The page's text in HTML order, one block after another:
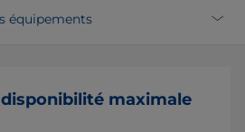
équipements
maximale